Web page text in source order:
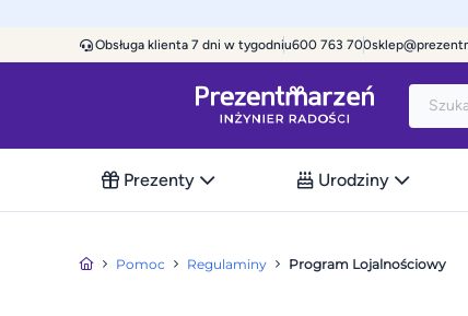
Obsługa klienta 7 dni w tygodniu600 763 700
Prezenty Urodziny
Pomoc Regulaminy Program Lojalnościowy